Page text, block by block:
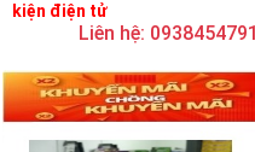
kiện điện tử
Liên hệ: 0938454791